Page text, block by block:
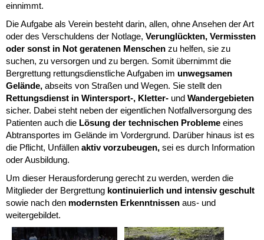
einnimmt.
Die Aufgabe als Verein besteht darin, allen, ohne Ansehen der Art
oder des Verschuldens der Notlage, Verunglückten, Vermissten
oder sonst in Not geratenen Menschen zu helfen, sie zu
suchen, zu versorgen und zu bergen. Somit übernimmt die
Bergrettung rettungsdienstliche Aufgaben im unwegsamen
Gelände, abseits von Straßen und Wegen. Sie stellt den
Rettungsdienst in Wintersport-, Kletter- und Wandergebieten
sicher. Dabei steht neben der eigentlichen Notfallversorgung des
Patienten auch die Lösung der technischen Probleme eines
Abtransportes im Gelände im Vordergrund. Darüber hinaus ist es
die Pflicht, Unfällen aktiv vorzubeugen, sei es durch Information
oder Ausbildung.
Um dieser Herausforderung gerecht zu werden, werden die
Mitglieder der Bergrettung kontinuierlich und intensiv geschult
sowie nach den modernsten Erkenntnissen aus- und
weitergebildet.